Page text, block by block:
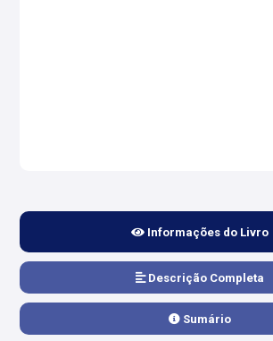
Informações do Livro
Descrição Completa
Sumário